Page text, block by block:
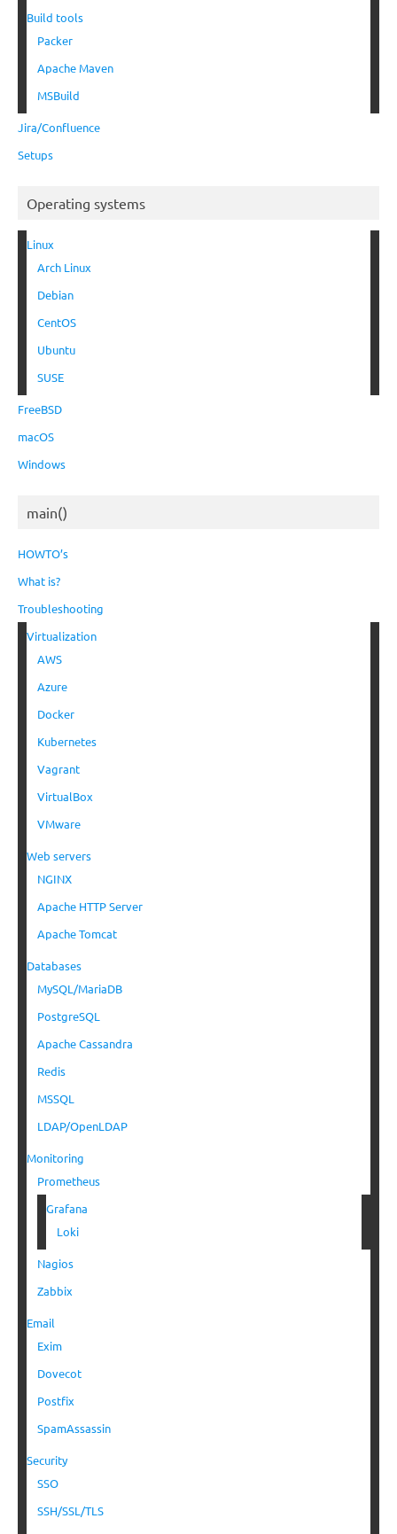
Build tools
Packer
Apache Maven
MSBuild
Jira/Confluence
Setups
Operating systems
Linux
Arch Linux
Debian
CentOS
Ubuntu
SUSE
FreeBSD
macOS
Windows
main()
HOWTO’s
What is?
Troubleshooting
Virtualization
AWS
Azure
Docker
Kubernetes
Vagrant
VirtualBox
VMware
Web servers
NGINX
Apache HTTP Server
Apache Tomcat
Databases
MySQL/MariaDB
PostgreSQL
Apache Cassandra
Redis
MSSQL
LDAP/OpenLDAP
Monitoring
Prometheus
Grafana
Loki
Nagios
Zabbix
Email
Exim
Dovecot
Postfix
SpamAssassin
Security
SSO
SSH/SSL/TLS